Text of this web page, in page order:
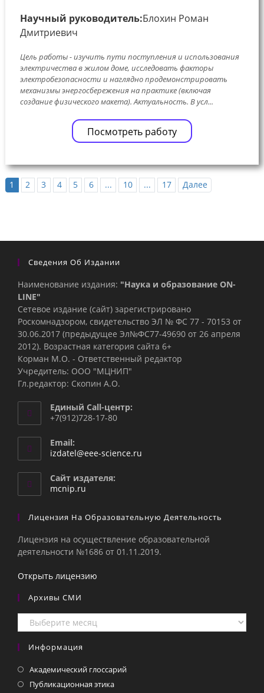
Научный руководитель:Блохин Роман
Дмитриевич
Цель работы - изучить пути поступления и использования
электричества в жилом доме, исследовать факторы
электробезопасности и наглядно продемонстрировать
механизмы энергосбережения на практике (включая
создание физического макета). Актуальность. В усл...
Посмотреть работу
1 2 3 4 5 6 ... 10 ... 17 Далее
Сведения Об Издании
Наименование издания: "Наука и образование ON-
LINE"
Сетевое издание (сайт) зарегистрировано
Роскомнадзором, свидетельство ЭЛ № ФС 77 - 70153 от
30.06.2017 (предыдущее Эл№ФC77-49690 от 26 апреля
2012). Возрастная категория сайта 6+
Корман М.О. - Ответственный редактор
Учредитель: ООО "МЦНИП"
Гл.редактор: Скопин А.О.
Единый Call-центр:
+7(912)728-17-80
Email:
izdatel@eee-science.ru
Сайт издателя:
mcnip.ru
Лицензия На Образовательную Деятельность
Лицензия на осуществление образовательной
деятельности №1686 от 01.11.2019.
Открыть лицензию
Архивы СМИ
Архивы
СМИ
Информация
Академический глоссарий
Публикационная этика